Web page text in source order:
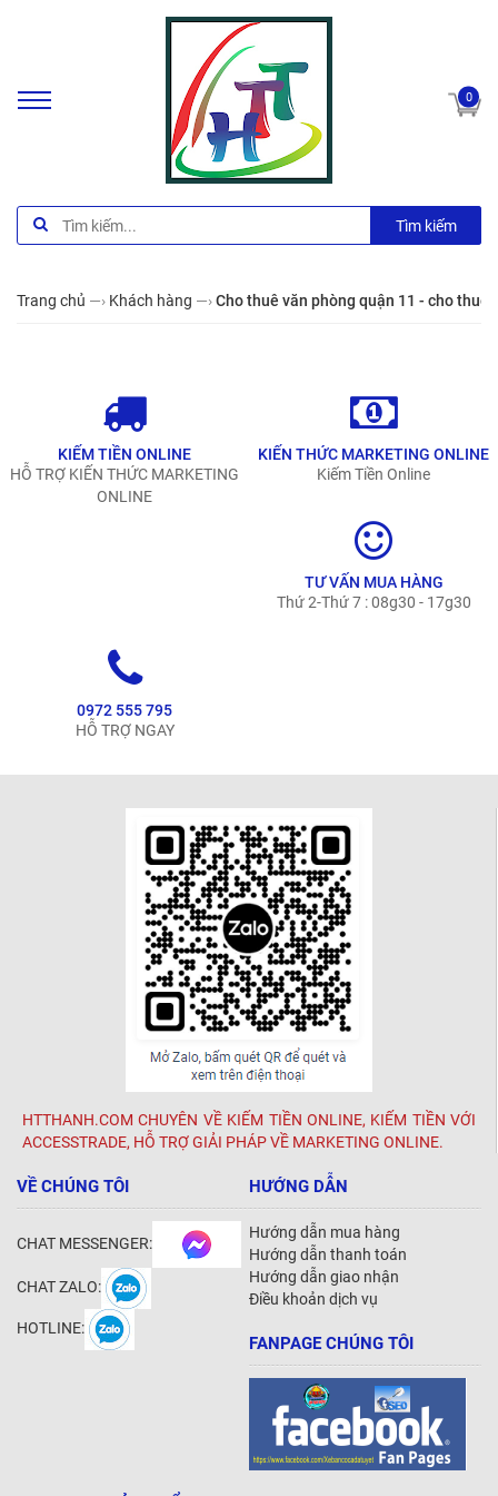
0
Tìm kiếm
Trang chủ —› Khách hàng —›Cho thuê văn phòng quận 11 - cho thue
KIẾM TIỀN ONLINE
HỖ TRỢ KIẾN THỨC MARKETING
ONLINE
KIẾN THỨC MARKETING ONLINE
Kiếm Tiền Online
TƯ VẤN MUA HÀNG
Thứ 2-Thứ 7 : 08g30 - 17g30
0972 555 795
HỖ TRỢ NGAY
HTTHANH.COM CHUYÊN VỀ KIẾM TIỀN ONLINE, KIẾM TIỀN VỚI
ACCESSTRADE, HỖ TRỢ GIẢI PHÁP VỀ MARKETING ONLINE.
VỀ CHÚNG TÔI
CHAT MESSENGER:
CHAT ZALO:
HOTLINE:
HƯỚNG DẪN
Hướng dẫn mua hàng
Hướng dẫn thanh toán
Hướng dẫn giao nhận
Điều khoản dịch vụ
FANPAGE CHÚNG TÔI